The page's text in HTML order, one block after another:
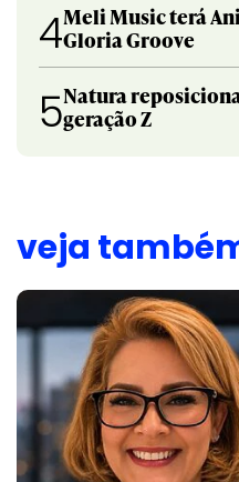
4Meli Music terá
Gloria Groove
5Natura
geração Z
veja